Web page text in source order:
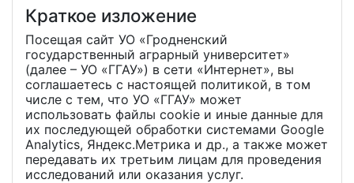
Краткое изложение
Посещая сайт УО «Гродненский
государственный аграрный университет»
(далее – УО «ГГАУ») в сети «Интернет», вы
соглашаетесь с настоящей политикой, в том
числе с тем, что УО «ГГАУ» может
использовать файлы cookie и иные данные для
их последующей обработки системами Google
Analytics, Яндекс.Метрика и др., а также может
передавать их третьим лицам для проведения
исследований или оказания услуг.